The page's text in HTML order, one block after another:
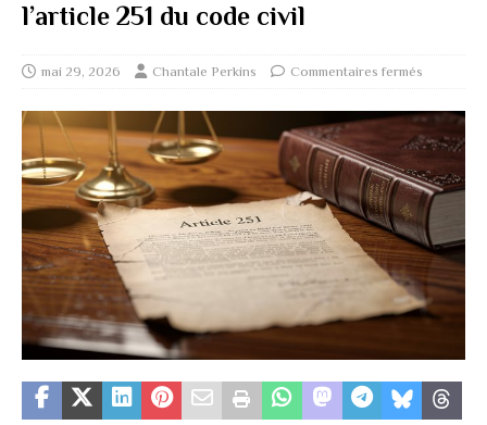
l’article 251 du code civil
mai 29, 2026 Chantale Perkins Commentaires fermés